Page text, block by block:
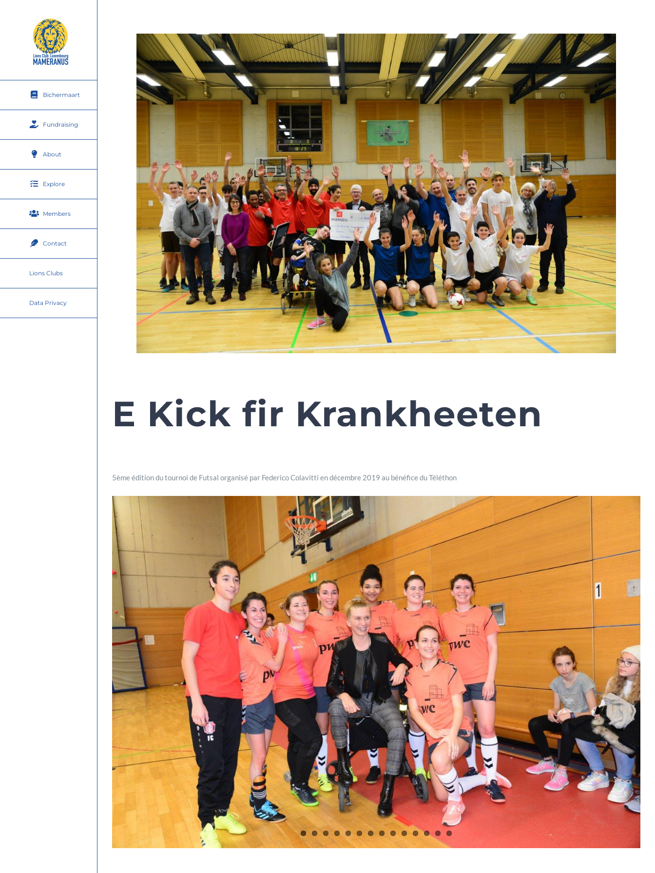
Bichermaart
Fundraising
About
Explore
Members
Contact
Lions Clubs
Data Privacy
E Kick fir Krankheeten
5ème édition du tournoi de Futsal organisé par Federico Colavitti en décembre 2019 au bénéfice du Téléthon